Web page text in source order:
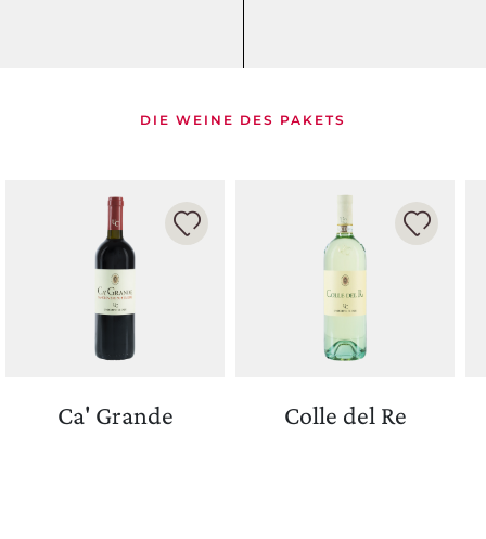
DIE WEINE DES PAKETS
Ca' Grande Colle del Re